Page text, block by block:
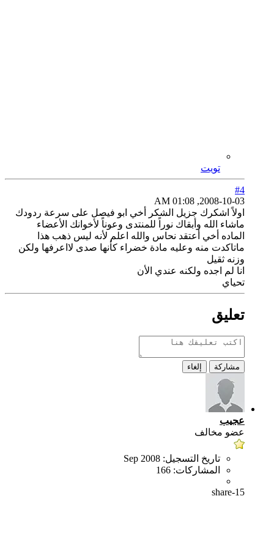
تويت
#4
2008-10-03, 01:08 AM
اولاً اشكرك جزيل الشكر أخي ابو فيصل على سرعة ردودك
ماشاء الله وأبقاك نوراً للمنتدى وعوناً لأخوانك الأعضاء
الماده أخي أعتقد نحاس والله اعلم لأنه ليس ذهب هذا
ماتاكدت منه وعليه مادة خضراء كأنها صدى لااعرفها ولكن
وزنه ثقيل
انا لم اجده ولكنه عندي الأن
تحياي
تعليق
مشاركة إلغاء
عجيب
عضو مخالف
تاريخ التسجيل: Sep 2008
المشاركات: 166
share-15